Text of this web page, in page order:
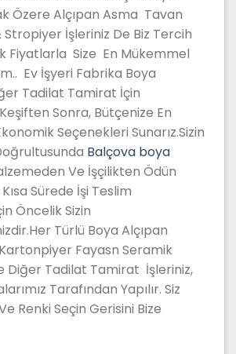
Özere Alçıpan Asma Tavan
İşleriniz De Biz Tercih
Fiyatlarla Size En Mükemmel
Ev İşyeri Fabrika Boya
Tadilat Tamirat İçin
Sonra, Bütçenize En
Seçenekleri Sunarız.Sizin
Balçova boya
Ve İşçilikten Ödün
Sürede İşi Teslim
Öncelik Sizin
Türlü Boya Alçıpan
Fayasn Seramik
Diğer Tadilat Tamirat İşleriniz,
Tarafından Yapılır. Siz
Renki Seçin Gerisini Bize